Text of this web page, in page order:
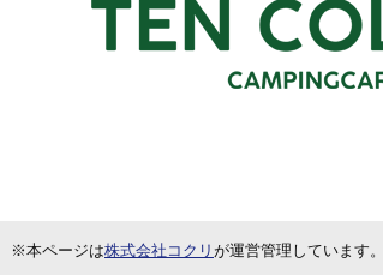
※本ページは株式会社コクリ が運営管理しています。